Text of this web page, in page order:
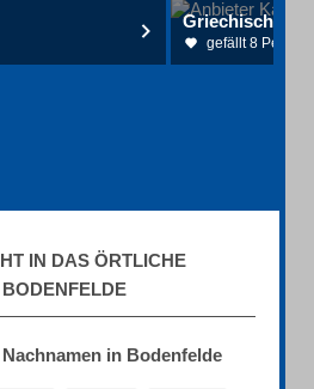
gefällt 8
IN DAS ÖRTLICHE
in Bodenfelde